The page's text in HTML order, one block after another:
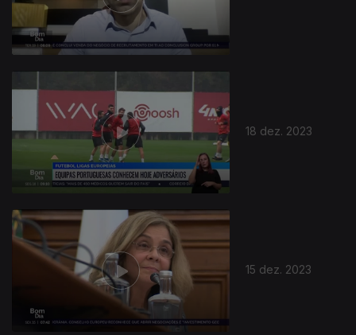
18 dez. 2023
15 dez. 2023
734863